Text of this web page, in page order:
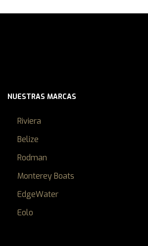
NUESTRAS MARCAS
Riviera
Belize
Rodman
Monterey Boats
EdgeWater
Eolo